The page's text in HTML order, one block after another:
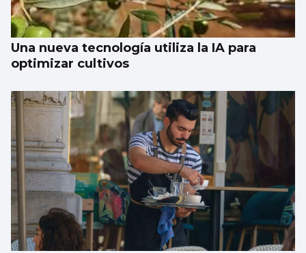
Una nueva tecnología utiliza la IA para
optimizar cultivos